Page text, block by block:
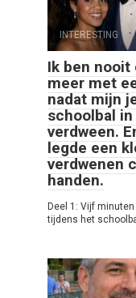
INTERESTING
Ik ben nooit
meer met
nadat mijn
schoolbal
verdween.
legde een
verdwenen
handen.
Deel 1: Vijf
tijdens het